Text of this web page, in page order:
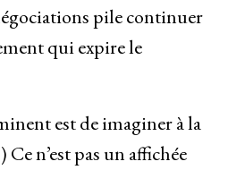
pile continuer
qui expire le
est de imaginer à la
n’est pas un affichée